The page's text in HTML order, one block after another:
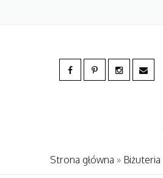
Strona główna » Biżuteria